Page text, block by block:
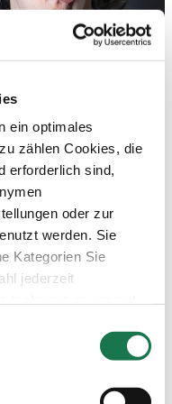
ein optimales
zählen Cookies, die
erforderlich sind,
oder zur
werden. Sie
Kategorien Sie
jederzeit
a Datenschutz-
haben. Bitte
Blick:
und
bewahren
Polymere,
beste